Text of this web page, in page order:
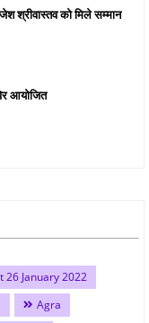
श्रीवास्तव को मिले सम्मान
आयोजित
26 January 2022
Agra